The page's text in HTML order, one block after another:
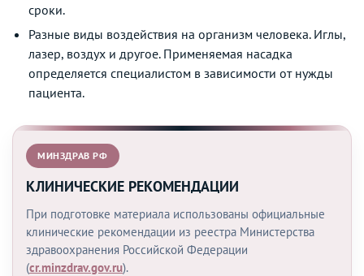
сроки.
Разные виды воздействия на организм человека. Иглы,
лазер, воздух и другое. Применяемая насадка
определяется специалистом в зависимости от нужды
пациента.
МИНЗДРАВ РФ
КЛИНИЧЕСКИЕ РЕКОМЕНДАЦИИ
При подготовке материала использованы официальные
клинические рекомендации из реестра Министерства
здравоохранения Российской Федерации
(cr.minzdrav.gov.ru).